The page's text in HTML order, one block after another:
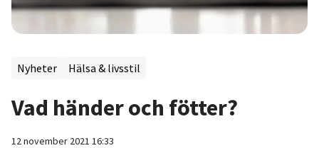
Nyheter Hälsa & livsstil
Vad händer och fötter?
12 november 2021 16:33